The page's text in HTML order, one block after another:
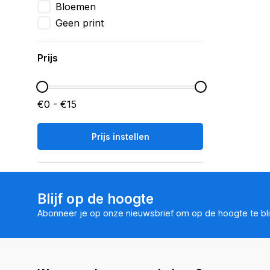
Bloemen
Geen print
Prijs
€0 - €15
Prijs instellen
Blijf op de hoogte
Abonneer je op onze nieuwsbrief om op de hoogte te